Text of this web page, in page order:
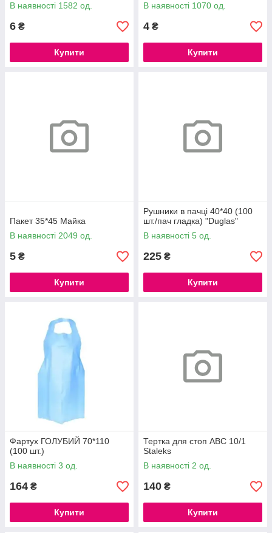
В наявності 1582 од.
6 ₴
Купити
В наявності 1070 од.
4 ₴
Купити
Пакет 35*45 Майка
В наявності 2049 од.
5 ₴
Купити
Рушники в пачці 40*40 (100
шт./пач гладка) "Duglas"
В наявності 5 од.
225 ₴
Купити
Фартух ГОЛУБИЙ 70*110
(100 шт.)
В наявності 3 од.
164 ₴
Купити
Тертка для стоп ABC 10/1
Staleks
В наявності 2 од.
140 ₴
Купити